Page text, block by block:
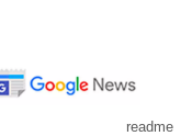
readme